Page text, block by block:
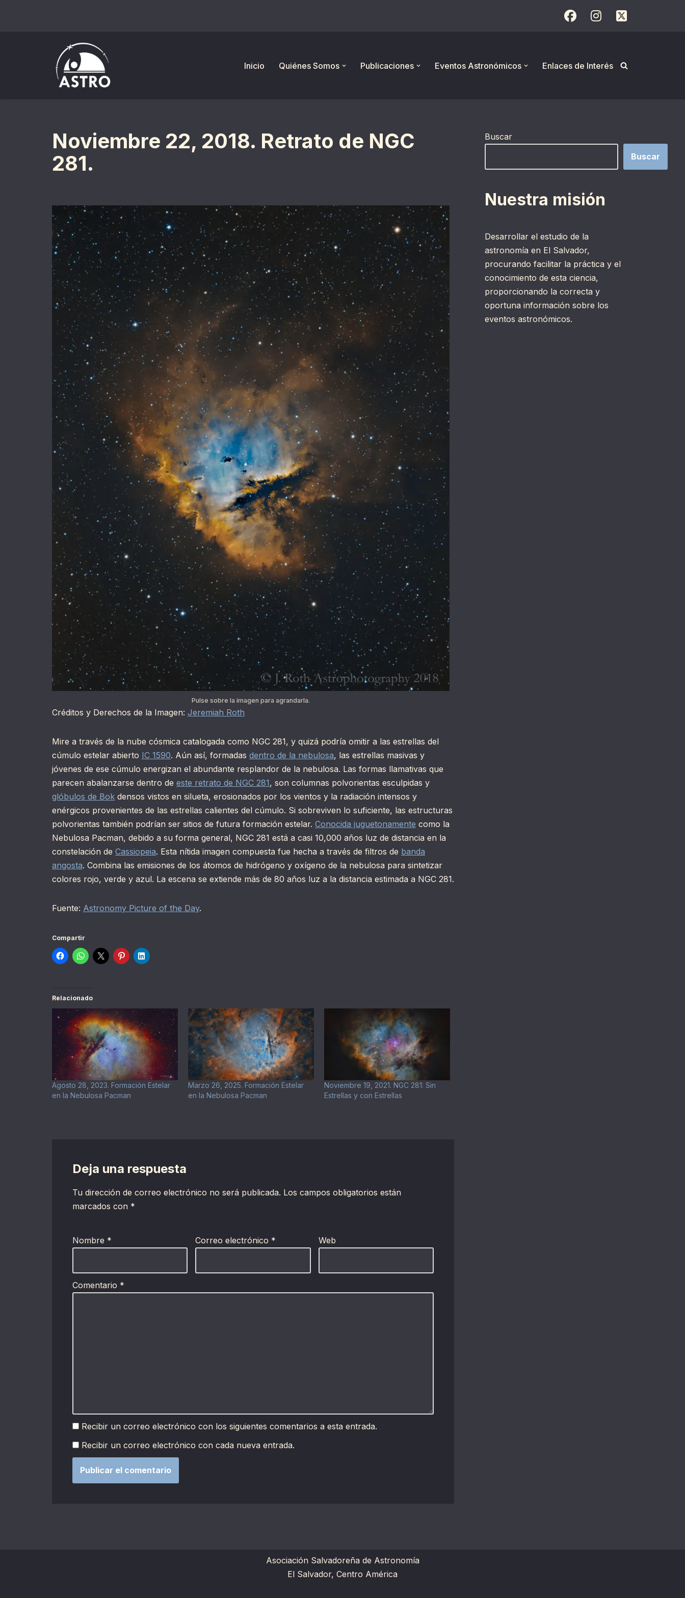
Inicio
Quiénes Somos Publicaciones Eventos Astronómicos Enlaces de Interés
Noviembre 22, 2018. Retrato de NGC
281.
Pulse sobre la imagen para agrandarla.
Créditos y Derechos de la Imagen: Jeremiah Roth
Mire a través de la nube cósmica catalogada como NGC 281, y quizá podría omitir a las estrellas del
cúmulo estelar abierto IC 1590. Aún así, formadas dentro de la nebulosa, las estrellas masivas y
jóvenes de ese cúmulo energizan el abundante resplandor de la nebulosa. Las formas llamativas que
parecen abalanzarse dentro de este retrato de NGC 281, son columnas polvorientas esculpidas y
glóbulos de Bok densos vistos en silueta, erosionados por los vientos y la radiación intensos y
enérgicos provenientes de las estrellas calientes del cúmulo. Si sobreviven lo suficiente, las estructuras
polvorientas también podrían ser sitios de futura formación estelar. Conocida juguetonamente como la
Nebulosa Pacman, debido a su forma general, NGC 281 está a casi 10,000 años luz de distancia en la
constelación de Cassiopeia. Esta nítida imagen compuesta fue hecha a través de filtros de banda
angosta. Combina las emisiones de los átomos de hidrógeno y oxígeno de la nebulosa para sintetizar
colores rojo, verde y azul. La escena se extiende más de 80 años luz a la distancia estimada a NGC 281.
Fuente: Astronomy Picture of the Day.
Compartir
Relacionado
Agosto 28, 2023. Formación Estelar
en la Nebulosa Pacman
Marzo 26, 2025. Formación Estelar
en la Nebulosa Pacman
Noviembre 19, 2021. NGC 281: Sin
Estrellas y con Estrellas
Deja una respuesta
Tu dirección de correo electrónico no será publicada. Los campos obligatorios están
marcados con *
Nombre * Correo electrónico * Web
Comentario *
Recibir un correo electrónico con los siguientes comentarios a esta entrada.
Recibir un correo electrónico con cada nueva entrada.
Buscar
Buscar
Nuestra misión
Desarrollar el estudio de la
astronomía en El Salvador,
procurando facilitar la práctica y el
conocimiento de esta ciencia,
proporcionando la correcta y
oportuna información sobre los
eventos astronómicos.
Asociación Salvadoreña de Astronomía
El Salvador, Centro América